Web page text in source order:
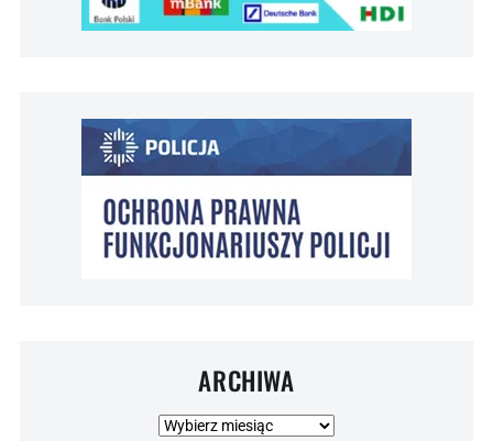
ARCHIWA
Archiwa